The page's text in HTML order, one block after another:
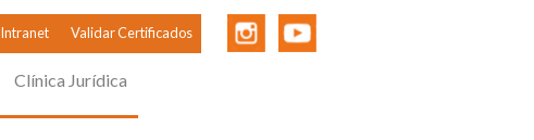
Intranet Validar Certificados
Clínica Jurídica